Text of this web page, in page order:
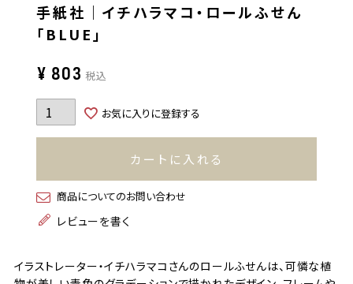
手紙社｜イチハラマコ・ロールふせん
「BLUE」
¥ 803 税込
お気に入りに登録する
カートに入れる
商品についてのお問い合わせ
レビューを書く
イラストレーター・イチハラマコさんのロールふせんは、可憐な植